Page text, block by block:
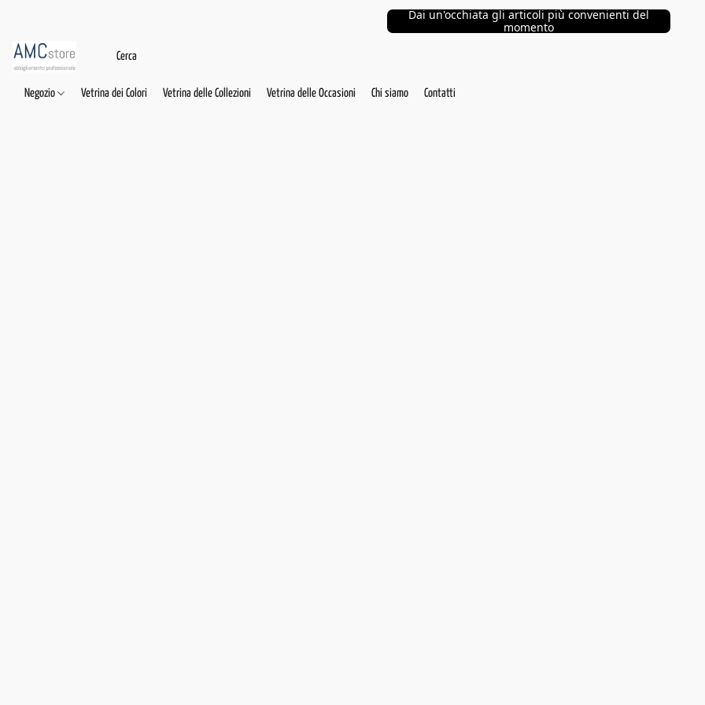
Dai un'occhiata gli articoli più convenienti del
momento
Negozio Vetrina dei Colori Vetrina delle Collezioni Vetrina delle Occasioni Chi siamo Contatti